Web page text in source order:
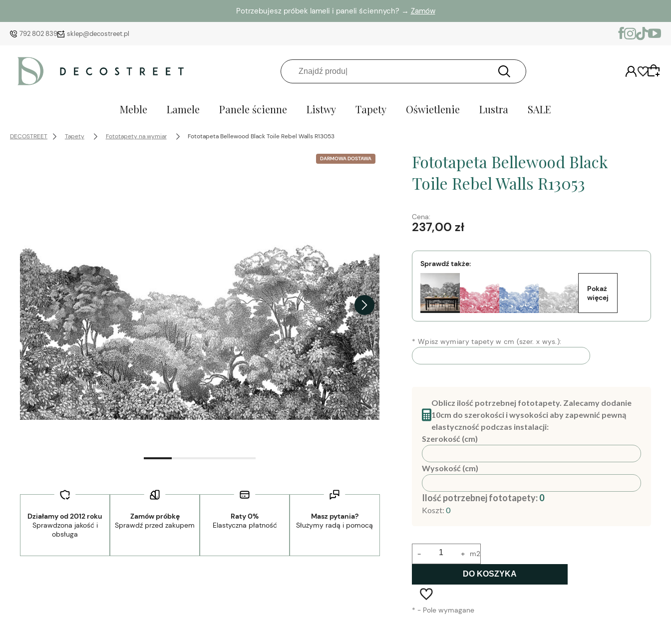
Potrzebujesz próbek lameli i paneli ściennych? → Zamów
792 802 839 sklep@decostreet.pl
Meble Lamele Panele ścienne Listwy Tapety Oświetlenie Lustra SALE
DECOSTREET Tapety Fototapety na wymiar Fototapeta Bellewood Black Toile Rebel Walls R13053
DARMOWA DOSTAWA
Działamy od 2012 roku
Sprawdzona jakość i
obsługa
Zamów próbkę
Sprawdź przed zakupem
Raty 0%
Elastyczna płatność
Masz pytania?
Służymy radą i pomocą
Fototapeta Bellewood Black
Toile Rebel Walls R13053
Cena:
237,00 zł
Sprawdź także:
Pokaż
więcej
* Wpisz wymiary tapety w cm (szer. x wys.):
Oblicz ilość potrzebnej fototapety. Zalecamy dodanie
10cm do szerokości i wysokości aby zapewnić pewną
elastyczność podczas instalacji:
Szerokość (cm)
Wysokość (cm)
Ilość potrzebnej fototapety:0
Koszt:0
+
- m2
DO KOSZYKA
* - Pole wymagane